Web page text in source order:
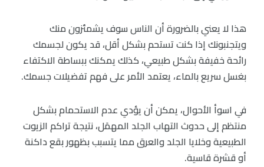
هذا لا يعني بالضرورة أن الناس سوف يشمئزون منك
ويتجنبونك إذا كنت تستحم بشكل أقل، قد يكون لجسمك
رائحة خفيفة بشكل طبيعي، كذلك يمكنك ببساطة الاكتفاء
بغسل سريع بالماء، يعتمد الأمر على فهم تفضيلات جسمك.
في اسوأ الأحوال، يمكن أن يؤدي عدم الاستحمام بشكل
منتظم إلى حدوث التهاب الجلد المهمَل، نتيجة تراكم الزيوت
الطبيعية وخلايا الجلد والعرق مما يتسبب بظهور بقع داكنة
أو قشرة قاسية.